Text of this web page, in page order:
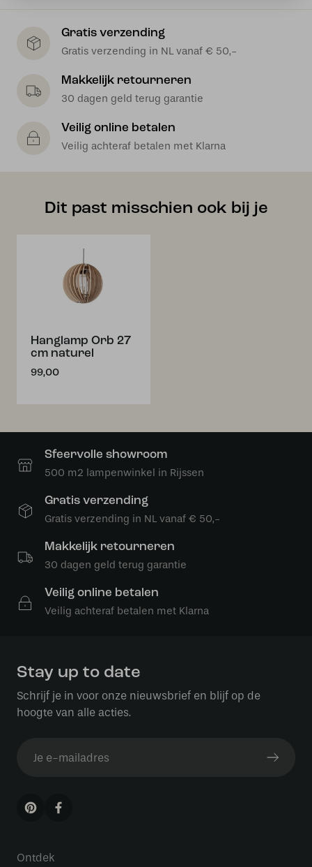
Gratis verzending
Gratis verzending in NL vanaf € 50,-
Makkelijk retourneren
30 dagen geld terug garantie
Veilig online betalen
Veilig achteraf betalen met Klarna
Dit past misschien ook bij je
Hanglamp Orb 27
cm naturel
99,00
Sfeervolle showroom
500 m2 lampenwinkel in Rijssen
Gratis verzending
Gratis verzending in NL vanaf € 50,-
Makkelijk retourneren
30 dagen geld terug garantie
Veilig online betalen
Veilig achteraf betalen met Klarna
Stay up to date
Schrijf je in voor onze nieuwsbrief en blijf op de
hoogte van alle acties.
Ontdek